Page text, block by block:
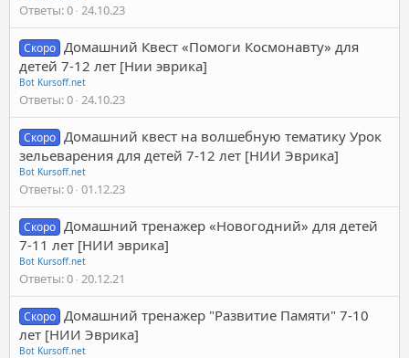
Ответы 0 24.10.23
Скоро Домашний Квест «Помоги Космонавту» для
детей 7-12 лет [Нии эврика]
Bot Kursoff.net
Ответы 0 24.10.23
Скоро Домашний квест на волшебную тематику Урок
зельеварения для детей 7-12 лет [НИИ Эврика]
Bot Kursoff.net
Ответы 0 01.12.23
Скоро Домашний тренажер «Новогодний» для детей
7-11 лет [НИИ эврика]
Bot Kursoff.net
Ответы 0 20.12.21
Скоро Домашний тренажер "Развитие Памяти" 7-10
лет [НИИ Эврика]
Bot Kursoff.net